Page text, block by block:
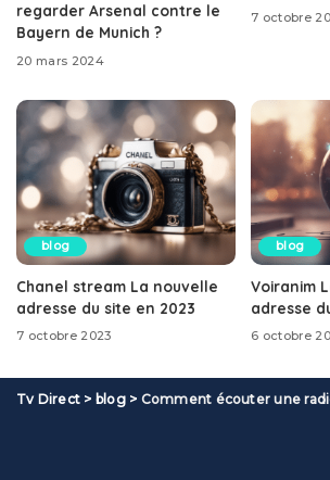
regarder Arsenal contre le
Bayern de Munich ?
20 mars 2024
7 octobre
blog
Chanel stream La nouvelle
adresse du site en 2023
7 octobre 2023
blog
Voiranim
adresse
6 octobre
Tv Direct > blog> Comment écouter une